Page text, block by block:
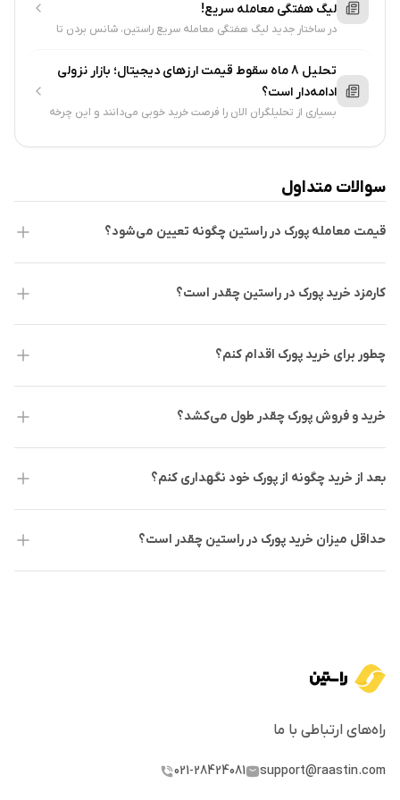
لیگ هفتگی معامله سریع!
در ساختار جدید لیگ هفتگی معامله سریع راستین، شانس بردن تا
داشت...
تحلیل 8 ماه سقوط قیمت ارزهای دیجیتال؛ بازار نزولی
ادامه‌دار است؟
بسیاری از تحلیلگران الان را فرصت خرید خوبی می‌دانند و این چرخه
هزار دلار ....
سوالات متداول
قیمت معامله پورک در راستین چگونه تعیین می‌شود؟
کارمزد خرید پورک در راستین چقدر است؟
چطور برای خرید پورک اقدام کنم؟
خرید و فروش پورک چقدر طول می‌کشد؟
بعد از خرید چگونه از پورک خود نگهداری کنم؟
حداقل میزان خرید پورک در راستین چقدر است؟
راه‌های ارتباطی با ما
support@raastin.com
021-28424081